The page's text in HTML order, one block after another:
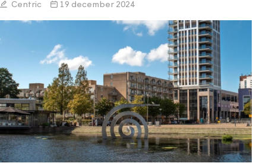
Centric 19 december 2024